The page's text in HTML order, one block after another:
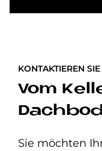
KONTAKTIEREN
Vom
Sie möchten